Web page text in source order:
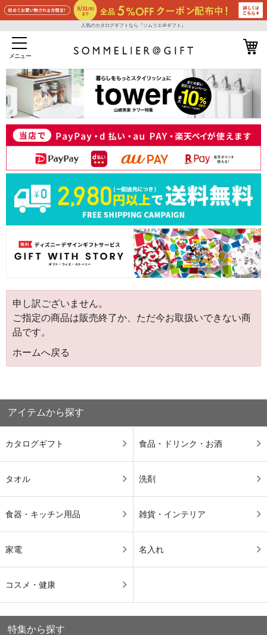
人気のカタログギフトなら『ソムリエ＠ギフト』
メニュー
申し訳ございません。
ご指定の商品は販売終了か、ただ今お取扱いできない商
品です。
ホームへ戻る
アイテムから探す
カタログギフト 食品・ドリンク・お酒
タオル 洗剤
食器・キッチン用品 雑貨・インテリア
家電 名入れ
コスメ・健康
特集から探す